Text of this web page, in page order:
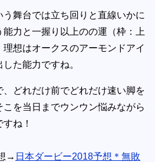
舞台では立ち回りと直線いかに
力と一握り以上のの運（枠：上
想はオークスのアーモンドアイ
た能力ですね。
どれだけ前でどれだけ速い脚を
を当日までウンウン悩みながら
ね！
→ 日本ダービー2018予想＊無敗